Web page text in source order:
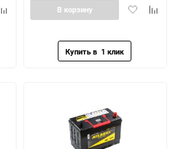
Добавить
В корзину